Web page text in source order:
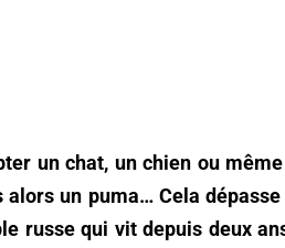
un chat, un chien ou
alors un puma… Cela dépasse
russe qui vit depuis deux